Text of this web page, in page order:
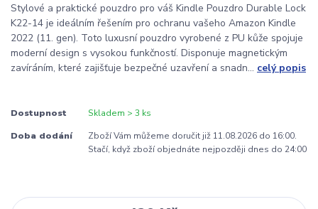
Stylové a praktické pouzdro pro váš Kindle Pouzdro Durable Lock
K22-14 je ideálním řešením pro ochranu vašeho Amazon Kindle
2022 (11. gen). Toto luxusní pouzdro vyrobené z PU kůže spojuje
moderní design s vysokou funkčností. Disponuje magnetickým
zavíráním, které zajišťuje bezpečné uzavření a snadn... celý popis
Dostupnost Skladem > 3 ks
Doba dodání
Zboží Vám můžeme doručit již 11.08.2026 do 16:00.
Stačí, když zboží objednáte nejpozději dnes do 24:00